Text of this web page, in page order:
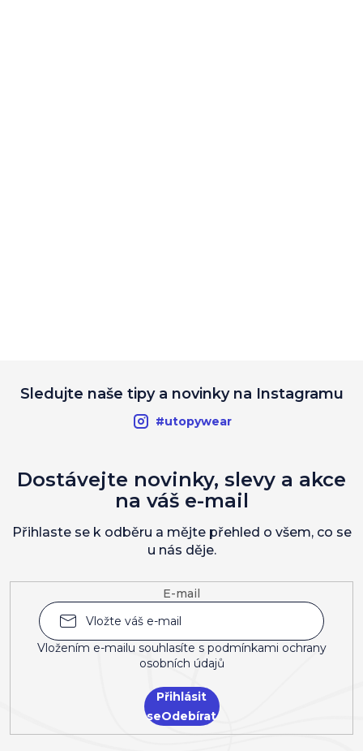
Sledujte naše tipy a novinky na Instagramu
#utopywear
E-mail
Vložením e-mailu souhlasíte s podmínkami ochrany
osobních údajů
Přihlásit
se
Dostávejte novinky, slevy a akce
na váš e-mail
Přihlaste se k odběru a mějte přehled o všem, co se
u nás děje.